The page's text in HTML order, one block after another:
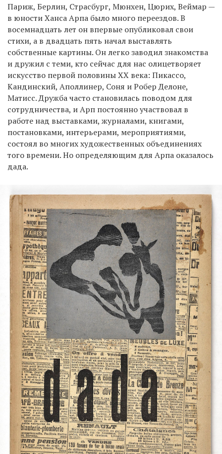
Париж, Берлин, Страсбург, Мюнхен, Цюрих, Веймар —
в юности Ханса Арпа было много переездов. В
восемнадцать лет он впервые опубликовал свои
стихи, а в двадцать пять начал выставлять
собственные картины. Он легко заводил знакомства
и дружил с теми, кто сейчас для нас олицетворяет
искусство первой половины ХХ века: Пикассо,
Кандинский, Аполлинер, Соня и Робер Делоне,
Матисс. Дружба часто становилась поводом для
сотрудничества, и Арп постоянно участвовал в
работе над выставками, журналами, книгами,
постановками, интерьерами, мероприятиями,
состоял во многих художественных объединениях
того времени. Но определяющим для Арпа оказалось
дада.